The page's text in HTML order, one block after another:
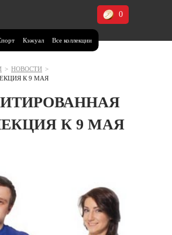
Кэжуал Все коллекции
0
> НОВОСТИ >
К 9 МАЯ
К 9 МАЯ